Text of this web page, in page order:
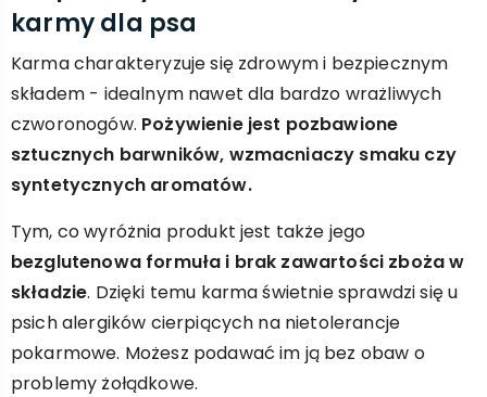
karmy dla psa
Karma charakteryzuje się zdrowym i bezpiecznym
składem - idealnym nawet dla bardzo wrażliwych
czworonogów. Pożywienie jest pozbawione
sztucznych barwników, wzmacniaczy smaku czy
syntetycznych aromatów.
Tym, co wyróżnia produkt jest także jego
bezglutenowa formuła i brak zawartości zboża w
składzie. Dzięki temu karma świetnie sprawdzi się u
psich alergików cierpiących na nietolerancje
pokarmowe. Możesz podawać im ją bez obaw o
problemy żołądkowe.